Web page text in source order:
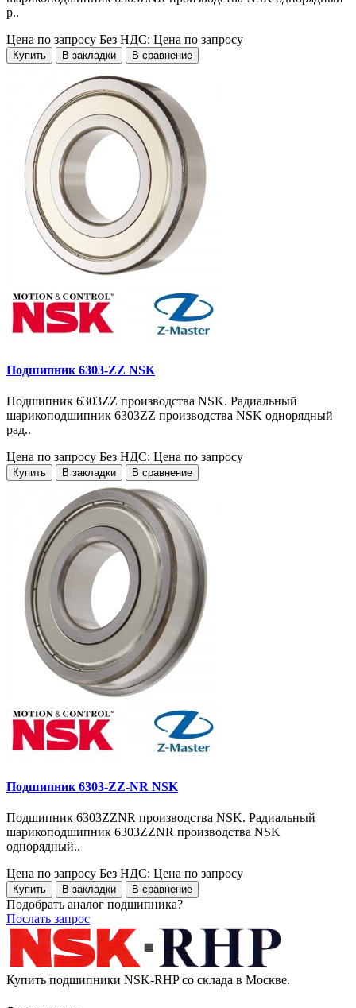
р..
Цена по запросу Без НДС: Цена по запросу
Купить В закладки В сравнение
Подшипник 6303-ZZ NSK
Подшипник 6303ZZ производства NSK. Радиальный
шарикоподшипник 6303ZZ производства NSK однорядный
рад..
Цена по запросу Без НДС: Цена по запросу
Купить В закладки В сравнение
Подшипник 6303-ZZ-NR NSK
Подшипник 6303ZZNR производства NSK. Радиальный
шарикоподшипник 6303ZZNR производства NSK
однорядный..
Цена по запросу Без НДС: Цена по запросу
Купить В закладки В сравнение
Подобрать аналог подшипника?
Послать запрос
Купить подшипники NSK-RHP со склада в Москве.